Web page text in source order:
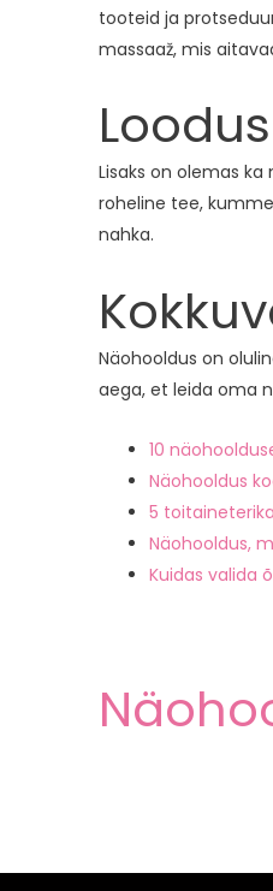
tooteid ja
massaaž, mis
Lisaks on olemas
roheline tee,
nahka.
Näohooldus on
aega, et leida oma
10
Näohooldus
5
Näohooldus,
Kuidas valida